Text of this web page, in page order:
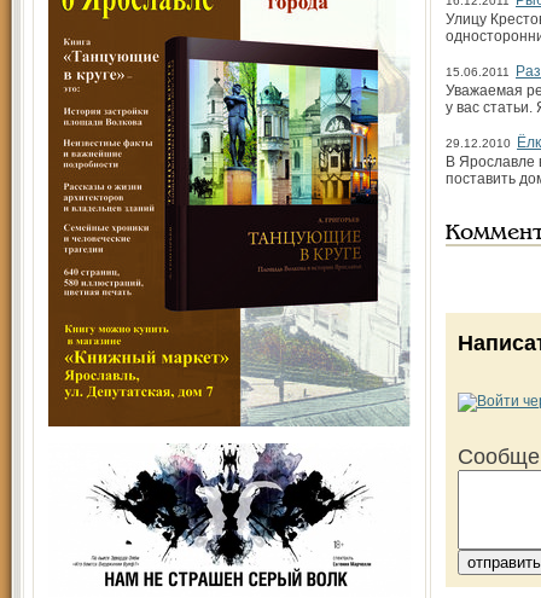
Улицу
15.06.2011
Уважаемая
у вас
29.12.2010
В Ярославле
поставить